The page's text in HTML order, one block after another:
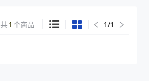
共1 个商品 1/1